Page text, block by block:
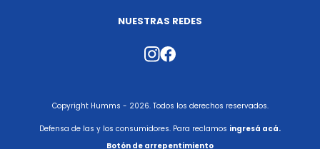
NUESTRAS REDES
Copyright Humms - 2026. Todos los derechos reservados.
Defensa de las y los consumidores. Para reclamos ingresá acá.
Botón de arrepentimiento